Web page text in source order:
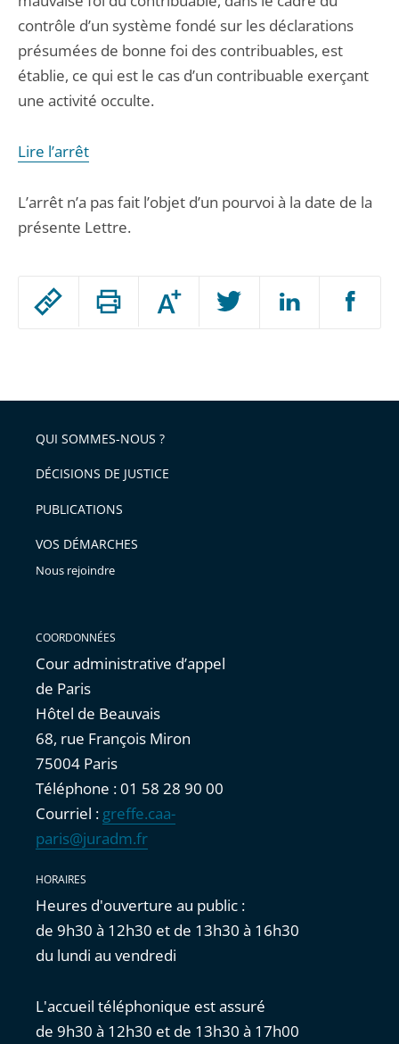
Passer
arriver
après
Augmenter
ou
l'article
pour
avant
contrôle d’un système fondé sur les déclarations
présumées de bonne foi des contribuables, est
établie, ce qui est le cas d’un contribuable exerçant
une activité occulte.
Lire l’arrêt
L’arrêt n’a pas fait l’objet d’un pourvoi à la date de la
présente Lettre.
QUI SOMMES-NOUS ?
DÉCISIONS DE JUSTICE
PUBLICATIONS
VOS DÉMARCHES
Nous rejoindre
COORDONNÉES
Cour administrative d’appel
de Paris
Hôtel de Beauvais
68, rue François Miron
75004 Paris
Téléphone : 01 58 28 90 00
Courriel : greffe.caa-
paris@juradm.fr
HORAIRES
Heures d'ouverture au public :
de 9h30 à 12h30 et de 13h30 à 16h30
du lundi au vendredi
L'accueil téléphonique est assuré
de 9h30 à 12h30 et de 13h30 à 17h00